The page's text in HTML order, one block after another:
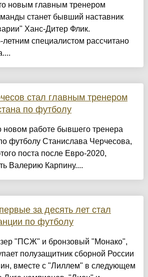
новым главным тренером
станет бывший наставник
Ханс-Дитер Флик.
специалистом рассчитано
стал главным тренером
по футболу
новом работе бывшего тренера
футболу Станислава Черчесова,
поста после Евро-2020,
Валерию Карпину....
за десять лет стал
по футболу
"ПСЖ" и бронзовый "Монако",
полузащитник сборной России
вместе с "Лиллем" в следующем